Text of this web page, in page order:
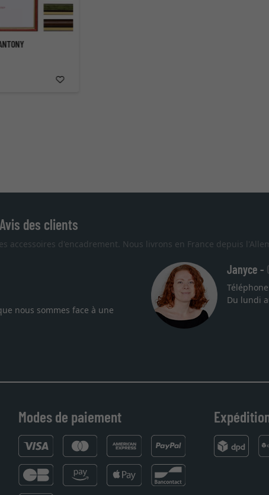
des clients
d'encadrement. Nous livrons en France depuis
un cadre sur mesure pour une lithographie, je suis
Emballage professionnel, service et livraison dans les temps.
Janyce -
Du lundi
Modes de paiement